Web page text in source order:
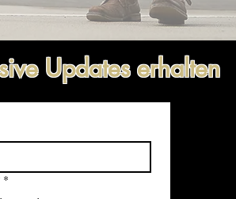
Updates erhalten
*